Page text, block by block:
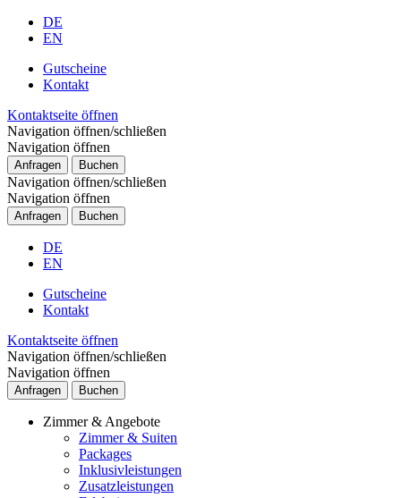
DE
EN
Gutscheine
Kontakt
Kontaktseite öffnen
Navigation öffnen/schließen
Navigation öffnen
Anfragen Buchen
Navigation öffnen/schließen
Navigation öffnen
Anfragen Buchen
DE
EN
Gutscheine
Kontakt
Kontaktseite öffnen
Navigation öffnen/schließen
Navigation öffnen
Anfragen Buchen
Zimmer & Angebote
Zimmer & Suiten
Packages
Inklusivleistungen
Zusatzleistungen